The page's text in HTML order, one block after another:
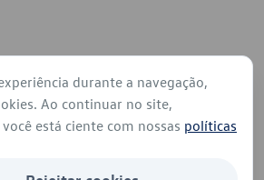
durante a navegação,
Ao continuar no site,
está ciente com nossas políticas